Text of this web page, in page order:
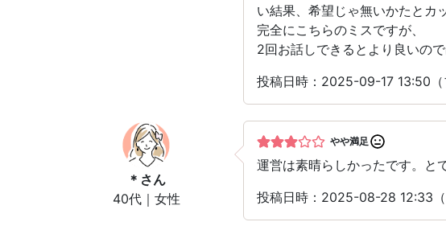
い結果、希望じゃ無いかたとカ
完全にこちらのミスですが、
2回お話しできるとより良いので
投稿日時：2025-09-17 13:50（
＊ さん
40代｜女性
やや満足
運営は素晴らしかったです。と
投稿日時：2025-08-28 12:33（